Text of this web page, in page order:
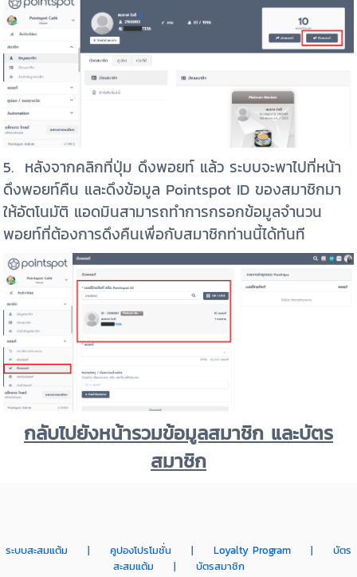
5. หลังจากคลิกที่ปุ่ม ดึงพอยท์ แล้ว ระบบจะพาไปที่หน้า
ดึงพอยท์คืน และดึงข้อมูล Pointspot ID ของสมาชิกมา
ให้อัตโนมัติ แอดมินสามารถทำการกรอกข้อมูลจำนวน
พอยท์ที่ต้องการดึงคืนเพื่อกับสมาชิกท่านนี้ได้ทันที
กลับไปยังหน้ารวมข้อมูลสมาชิก และบัตร
สมาชิก
ระบบสะสมแต้ม | คูปองโปรโมชั่น | Loyalty Program | บัตร
สะสมแต้ม | บัตรสมาชิก